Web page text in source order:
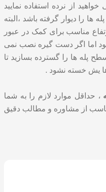
از نرده استفاده نمایید
ها را دیوار گرفته باشد ،البته
مناسب برای کمک در عبور
اما اگر دست گیره نصب نمی
پله ها را گسترده بسازید تا
یش خسته نشود .
، حداقل موارد لازم را به شما
از مشاوره و مطالب دقیق